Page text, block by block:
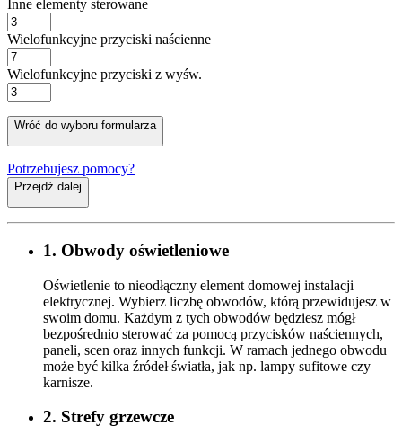
Inne elementy sterowane
Wielofunkcyjne przyciski naścienne
Wielofunkcyjne przyciski z wyśw.
Wróć do wyboru formularza
Potrzebujesz pomocy?
Przejdź dalej
1. Obwody oświetleniowe
Oświetlenie to nieodłączny element domowej instalacji
elektrycznej. Wybierz liczbę obwodów, którą przewidujesz w
swoim domu. Każdym z tych obwodów będziesz mógł
bezpośrednio sterować za pomocą przycisków naściennych,
paneli, scen oraz innych funkcji. W ramach jednego obwodu
może być kilka źródeł światła, jak np. lampy sufitowe czy
karnisze.
2. Strefy grzewcze